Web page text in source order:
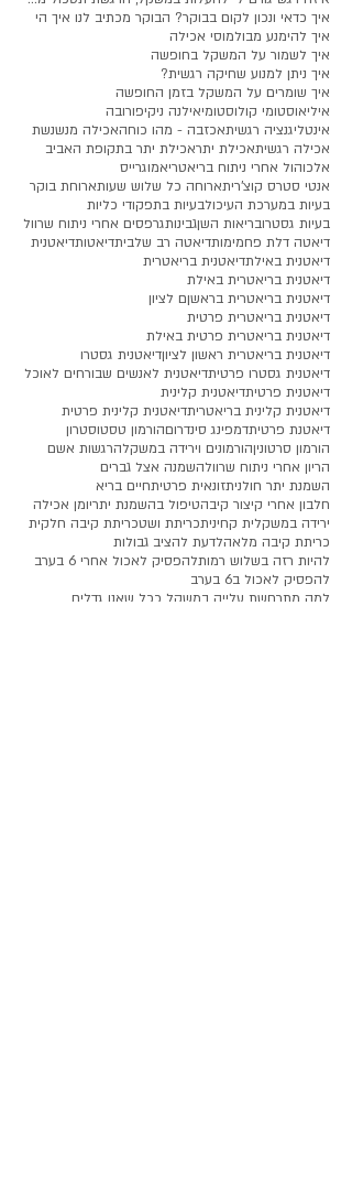
איך כדאי ונכון לקום בבוקר? הבוקר מכתיב לנו איך הי
איך להימנע מבולמוסי אכילה
איך לשמור על המשקל בחופשה
איך ניתן למנוע שחיקה רגשית?
איך שומרים על המשקל בזמן החופשה
איליאוסטומי קולוסטומיאילנה ניקיפורובה
אינטליגנציה רגשיתאכזבה - מהו כוחהאכילה מנשנשת
אכילה רגשיתאכילת יתראכילת יתר בתקופת האביב
אלכוהול אחרי ניתוח בריאטריאמוגרייס
אנטי סטרס קוצ'ריתארוחה כל שלוש שעותארוחת בוקר
בעיות במערכת העיכולבעיות בתפקודי כליות
בעיות גסטרובריאות השןגבינותגרפסים אחרי ניתוח שרוול
דיאטה דלת פחמימותדיאטה רב שלביתדיאטותדיאטנית
דיאטנית באילתדיאטנית בריאטרית
דיאטנית בריאטרית באילת
דיאטנית בריאטרית בראשןם לציון
דיאטנית בריאטרית פרטית
דיאטנית בריאטרית פרטית באילת
דיאטנית בריאטרית ראשון לציוןדיאטנית גסטרו
דיאטנית גסטרו פרטיתדיאטנית לאנשים שבורחים לאוכל
דיאטנית פרטיתדיאטנית קלינית
דיאטנית קלינית בריאטריתדיאטנית קלינית פרטית
דיאטנת פרטיתדמפינג סינדרוםהורמון טסטוסטרון
הורמון סרטוניןהורמונים וירידה במשקלהרגשות אשם
הריון אחרי ניתוח שרוולהשמנה אצל גברים
השמנת יתר חולניתזונאית פרטיתחיים בריא
חלבון אחרי קיצור קיבהטיפול בהשמנת יתריומן אכילה
ירידה במשקלית קחיניתכריתת ושטכריתת קיבה חלקית
כריתת קיבה מלאהלדעת להציב גבולות
להיות רזה בשלוש רמותלהפסיק לאכול אחרי 6 בערב
להפסיק לאכול ב6 בערב
למה מתרחשת עלייה במשקל ככל שאנו גדלים